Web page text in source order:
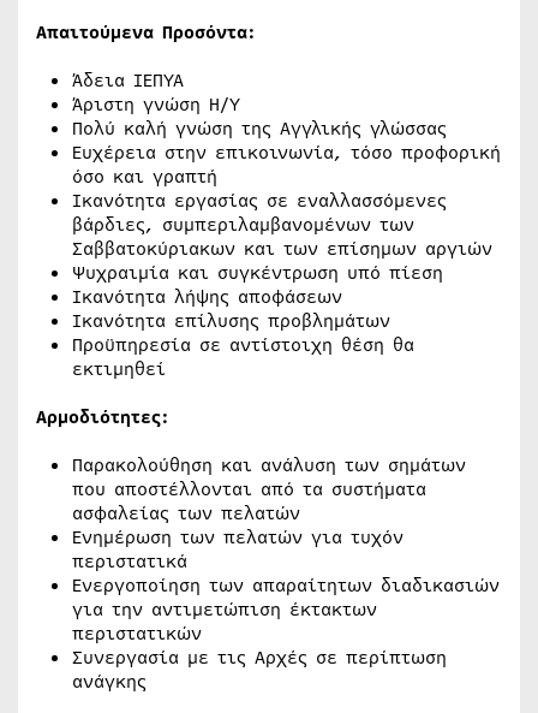
Απαιτούμενα Προσόντα:
Άδεια ΙΕΠΥΑ
Άριστη γνώση Η/Υ
Πολύ καλή γνώση της Αγγλικής γλώσσας
Ευχέρεια στην επικοινωνία, τόσο προφορική
όσο και γραπτή
Ικανότητα εργασίας σε εναλλασσόμενες
βάρδιες, συμπεριλαμβανομένων των
Σαββατοκύριακων και των επίσημων αργιών
Ψυχραιμία και συγκέντρωση υπό πίεση
Ικανότητα λήψης αποφάσεων
Ικανότητα επίλυσης προβλημάτων
Προϋπηρεσία σε αντίστοιχη θέση θα
εκτιμηθεί
Αρμοδιότητες:
Παρακολούθηση και ανάλυση των σημάτων
που αποστέλλονται από τα συστήματα
ασφαλείας των πελατών
Ενημέρωση των πελατών για τυχόν
περιστατικά
Ενεργοποίηση των απαραίτητων διαδικασιών
για την αντιμετώπιση έκτακτων
περιστατικών
Συνεργασία με τις Αρχές σε περίπτωση
ανάγκης